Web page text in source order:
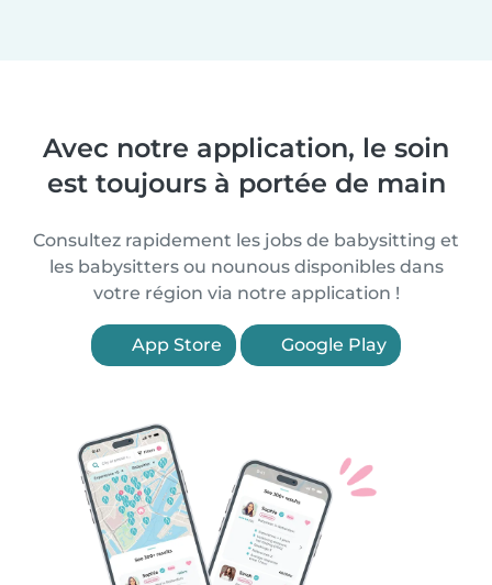
Avec notre application, le soin
est toujours à portée de main
Consultez rapidement les jobs de babysitting et
les babysitters ou nounous disponibles dans
votre région via notre application !
App Store Google Play